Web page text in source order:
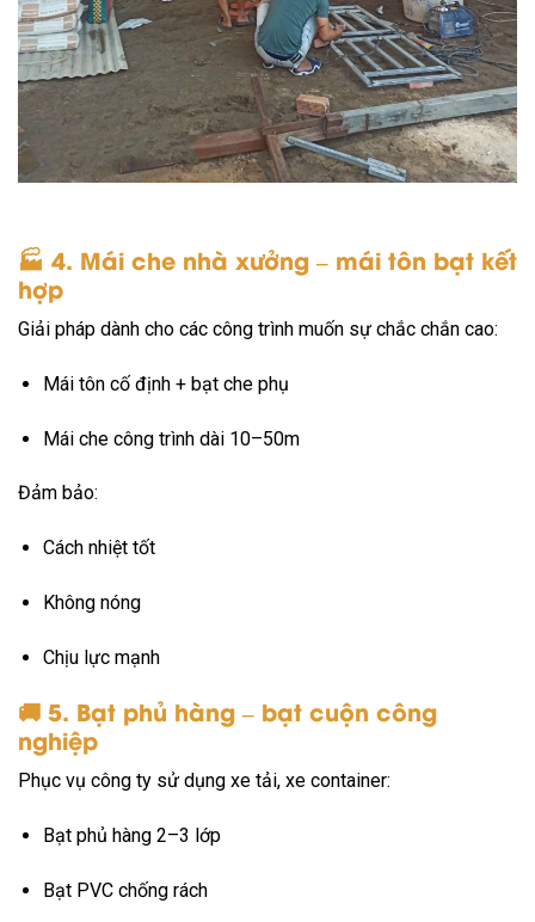
🏭 4. Mái che nhà xưởng – mái tôn bạt kết
hợp
Giải pháp dành cho các công trình muốn sự chắc chắn cao:
Mái tôn cố định + bạt che phụ
Mái che công trình dài 10–50m
Đảm bảo:
Cách nhiệt tốt
Không nóng
Chịu lực mạnh
🚚 5. Bạt phủ hàng – bạt cuộn công
nghiệp
Phục vụ công ty sử dụng xe tải, xe container:
Bạt phủ hàng 2–3 lớp
Bạt PVC chống rách